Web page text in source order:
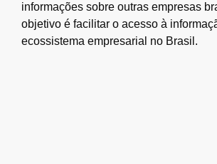
informações sobre outras empresas
objetivo é facilitar o acesso à
ecossistema empresarial no Brasil.